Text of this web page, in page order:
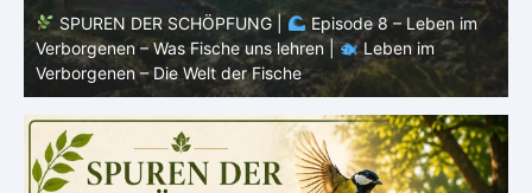
SPUREN DER SCHÖPFUNG |
Episode 8 – Leben im
Verborgenen – Was Fische uns lehren |
Leben im
Verborgenen – Die Welt der Fische